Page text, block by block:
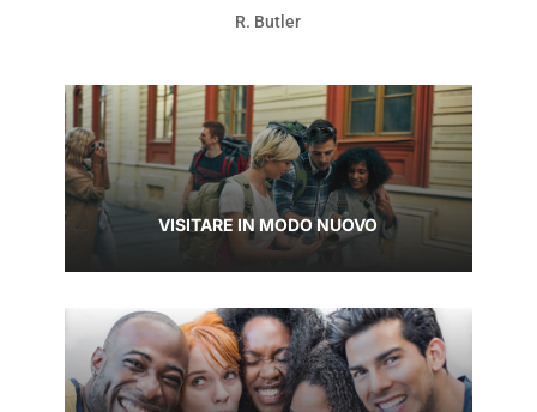
R. Butler
VISITARE IN MODO NUOVO